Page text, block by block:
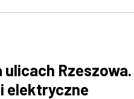
Rzeszowa.
elektryczne